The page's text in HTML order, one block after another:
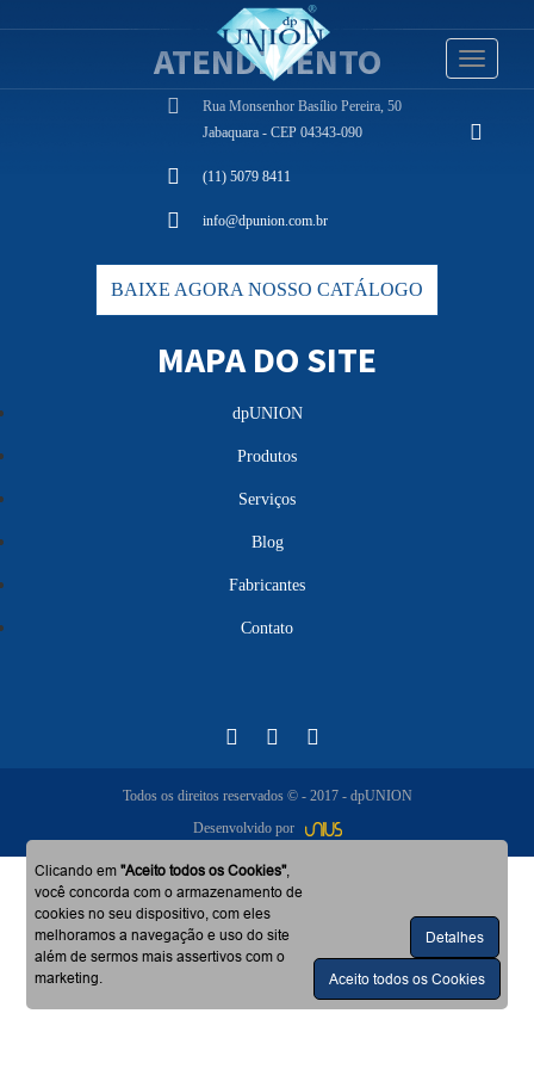
Toggle
ATENDIMENTO
Rua Monsenhor Basílio Pereira, 50
Jabaquara - CEP 04343-090
(11) 5079 8411
info@dpunion.com.br
BAIXE AGORA NOSSO CATÁLOGO
MAPA DO SITE
dpUNION
Produtos
Serviços
Blog
Fabricantes
Contato
Todos os direitos reservados © - 2017 - dpUNION
Desenvolvido por
Clicando em"Aceito todos os Cookies",
você concorda com o armazenamento de
cookies no seu dispositivo, com eles
melhoramos a navegação e uso do site
além de sermos mais assertivos com o
marketing.
Detalhes
Aceito todos os Cookies